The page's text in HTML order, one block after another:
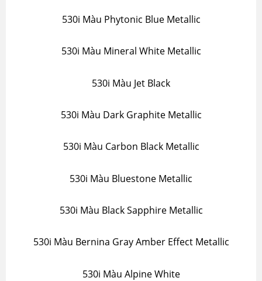
530i Màu Phytonic Blue Metallic
530i Màu Mineral White Metallic
530i Màu Jet Black
530i Màu Dark Graphite Metallic
530i Màu Carbon Black Metallic
530i Màu Bluestone Metallic
530i Màu Black Sapphire Metallic
530i Màu Bernina Gray Amber Effect Metallic
530i Màu Alpine White